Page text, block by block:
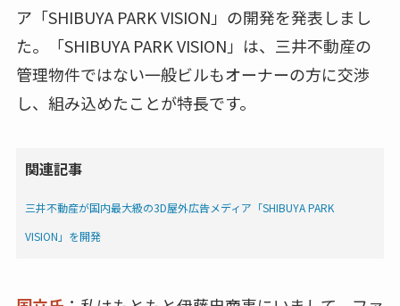
ア「SHIBUYA PARK VISION」の開発を発表しまし
た。「SHIBUYA PARK VISION」は、三井不動産の
管理物件ではない一般ビルもオーナーの方に交渉
し、組み込めたことが特長です。
関連記事
三井不動産が国内最大級の3D屋外広告メディア「SHIBUYA PARK
VISION」を開発